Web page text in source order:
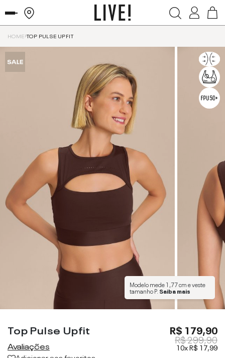
HOME TOP PULSE UPFIT
Modelo mede1,77 cme veste
tamanhoP. Saiba mais
Top Pulse Upfit
Avaliações
R$ 179,90
R$ 299,90
10xR$ 17,99